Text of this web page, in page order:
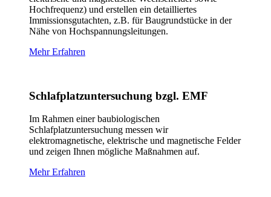
Hochfrequenz) und erstellen ein detailliertes
Immissionsgutachten, z.B. für Baugrundstücke in der
Nähe von Hochspannungsleitungen.
Mehr Erfahren
Schlafplatzuntersuchung bzgl. EMF
Im Rahmen einer baubiologischen
Schlafplatzuntersuchung messen wir
elektromagnetische, elektrische und magnetische Felder
und zeigen Ihnen mögliche Maßnahmen auf.
Mehr Erfahren